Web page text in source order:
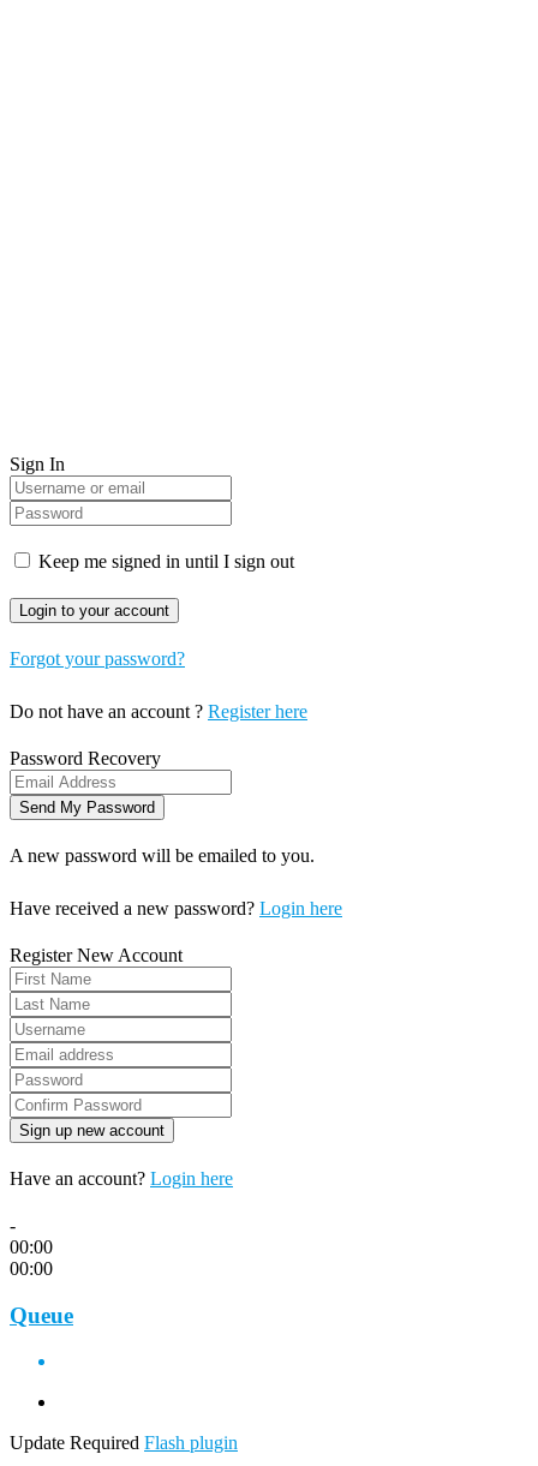
Sign In
Keep me signed in until I sign out
Forgot your password?
Do not have an account ? Register here
Password Recovery
A new password will be emailed to you.
Have received a new password? Login here
Register New Account
Have an account? Login here
-
00:00
00:00
Queue
Update Required Flash plugin